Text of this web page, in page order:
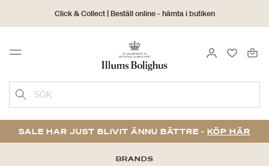
Click & Collect | Beställ online - hämta i butiken
30 dagars returrätt
Menu LOGGA IN
SÖK
SALE HAR JUST BLIVIT ÄNNU BÄTTRE - KÖP HÄR
BRANDS